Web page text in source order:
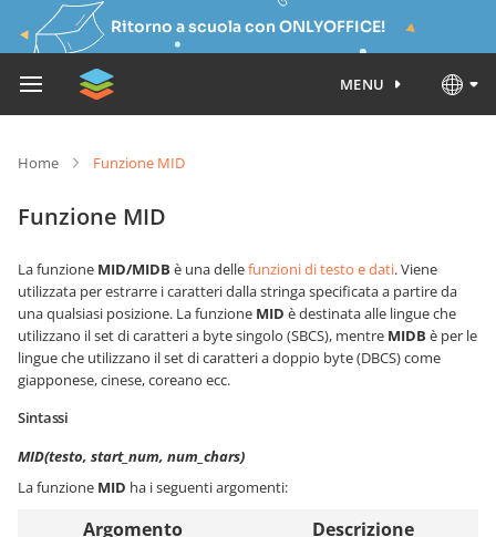
Ritorno a scuola con ONLYOFFICE!
MENU
Home Funzione MID
Funzione MID
La funzione MID/MIDB è una dellefunzioni di testo e dati. Viene
utilizzata per estrarre i caratteri dalla stringa specificata a partire da
una qualsiasi posizione. La funzione MID è destinata alle lingue che
utilizzano il set di caratteri a byte singolo (SBCS), mentre MIDB è per le
lingue che utilizzano il set di caratteri a doppio byte (DBCS) come
giapponese, cinese, coreano ecc.
Sintassi
MID(testo, start_num, num_chars)
La funzione MID ha i seguenti argomenti:
Argomento Descrizione